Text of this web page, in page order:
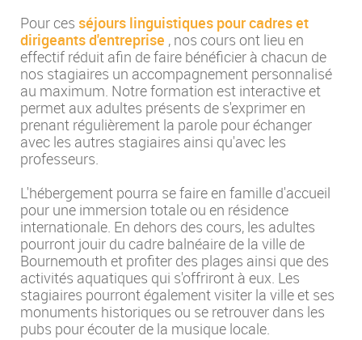
Pour ces séjours linguistiques pour cadres et
dirigeants d'entreprise , nos cours ont lieu en
effectif réduit afin de faire bénéficier à chacun de
nos stagiaires un accompagnement personnalisé
au maximum. Notre formation est interactive et
permet aux adultes présents de s'exprimer en
prenant régulièrement la parole pour échanger
avec les autres stagiaires ainsi qu'avec les
professeurs.
L'hébergement pourra se faire en famille d'accueil
pour une immersion totale ou en résidence
internationale. En dehors des cours, les adultes
pourront jouir du cadre balnéaire de la ville de
Bournemouth et profiter des plages ainsi que des
activités aquatiques qui s'offriront à eux. Les
stagiaires pourront également visiter la ville et ses
monuments historiques ou se retrouver dans les
pubs pour écouter de la musique locale.